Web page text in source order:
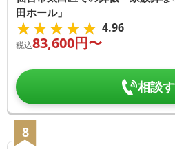
田ホール」
★★★★★
★★★★★ 4.96
税込83,600円〜
相談
8